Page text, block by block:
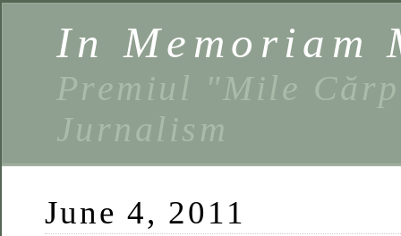
In Memoriam
Premiul "Mile
Jurnalism
June 4, 2011